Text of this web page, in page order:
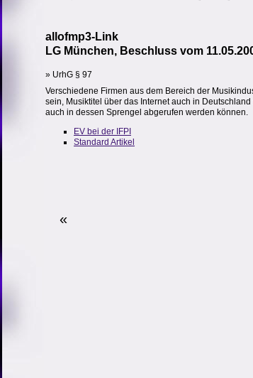
allofmp3-Link
LG München, Beschluss vom
» UrhG § 97
Verschiedene Firmen aus dem Bereich der
sein, Musiktitel über das Internet auch in
auch in dessen Sprengel abgerufen werden können.
EV bei der IFPI
Standard Artikel
«